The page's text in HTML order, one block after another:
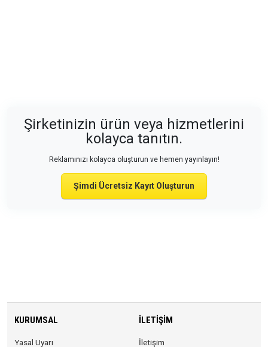
Şirketinizin ürün veya hizmetlerini
kolayca tanıtın.
Reklamınızı kolayca oluşturun ve hemen yayınlayın!
Şimdi Ücretsiz Kayıt Oluşturun
KURUMSAL
Yasal Uyarı
İLETIŞIM
İletişim